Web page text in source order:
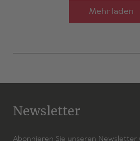
Mehr laden
Newsletter
Abonnieren Sie unseren Newsletter